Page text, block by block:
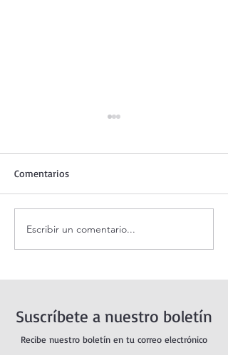
Adoración al Santísimo en
vivo.
Comentarios
Escribir un comentario...
Suscríbete a nuestro boletín
Recibe nuestro boletín en tu correo electrónico